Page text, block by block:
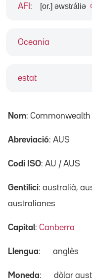
Oceania
estat
AFI : [or.] əwstɾáliə
Nom:
Abreviació: AUS
Codi ISO: AU / AUS
Gentilici: australià,
australianes
Capital: Canberra
Llengua: anglès
Moneda: dòlar